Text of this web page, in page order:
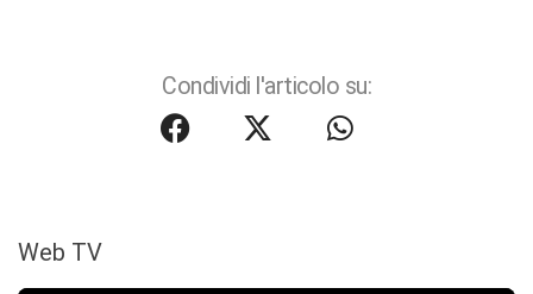
Condividi l'articolo su:
Web TV